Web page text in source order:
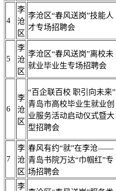
4
李
沧
区
李沧区“春风送岗”技能人
才专场招聘会
5
李
沧
区
李沧区“春风送岗”离校未
就业毕业生专场招聘会
6
李
沧
区
“百企联百校 职引向未来”
青岛市高校毕业生就业创
业服务活动启动仪式暨大
型招聘会
7
李
沧
区
春风有约“就”在李沧——
青岛书院万达“巾帼红”专
场招聘会
李